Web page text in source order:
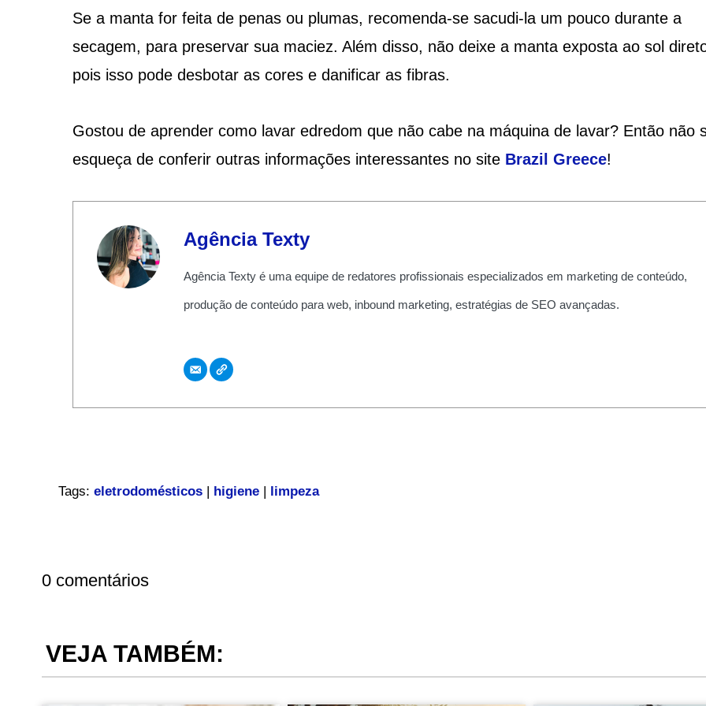
Se a manta for feita de penas ou plumas, recomenda-se sacudi-la um pouco durante a
secagem, para preservar sua maciez. Além disso, não deixe a manta exposta ao sol
pois isso pode desbotar as cores e danificar as fibras.
Gostou de aprender como lavar edredom que não cabe na máquina de lavar? Então não
esqueça de conferir outras informações interessantes no site Brazil Greece!
Agência Texty
Agência Texty é uma equipe de redatores profissionais especializados em marketing de conteúdo,
produção de conteúdo para web, inbound marketing, estratégias de SEO avançadas.
Tags: eletrodomésticos| higiene| limpeza
0 comentários
VEJA TAMBÉM: